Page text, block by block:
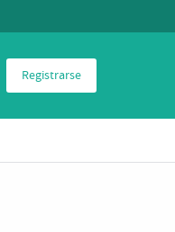
Registrarse